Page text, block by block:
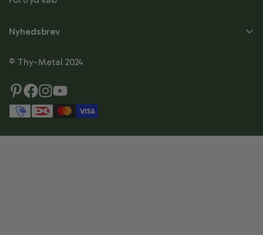
Nyhedsbrev
Skriv dig op til
Skriv dig op og modtag besked om nyheder,
tilbud, tips & tricks og meget mere.
© Thy-Metal 2024